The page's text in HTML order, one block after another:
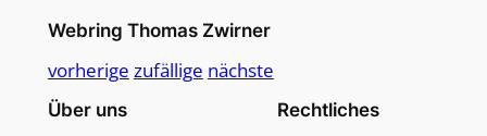
Webring Thomas Zwirner
vorherige zufällige nächste
Über uns Rechtliches